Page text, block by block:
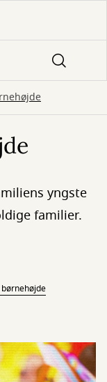
yngste
familier.
børnehøjde